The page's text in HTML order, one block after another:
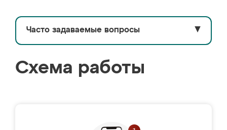
Часто задаваемые вопросы ▼
Схема работы